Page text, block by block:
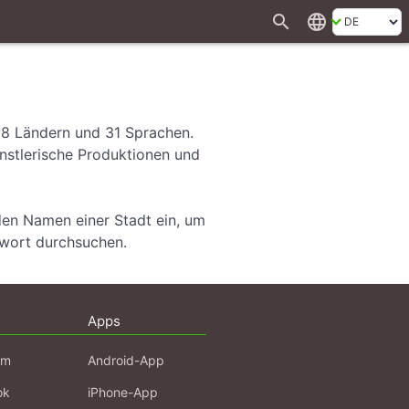
search language
Ländern und 31 Sprachen.
Produktionen und
Namen einer Stadt ein, um
durchsuchen.
Apps
Android-App
iPhone-App